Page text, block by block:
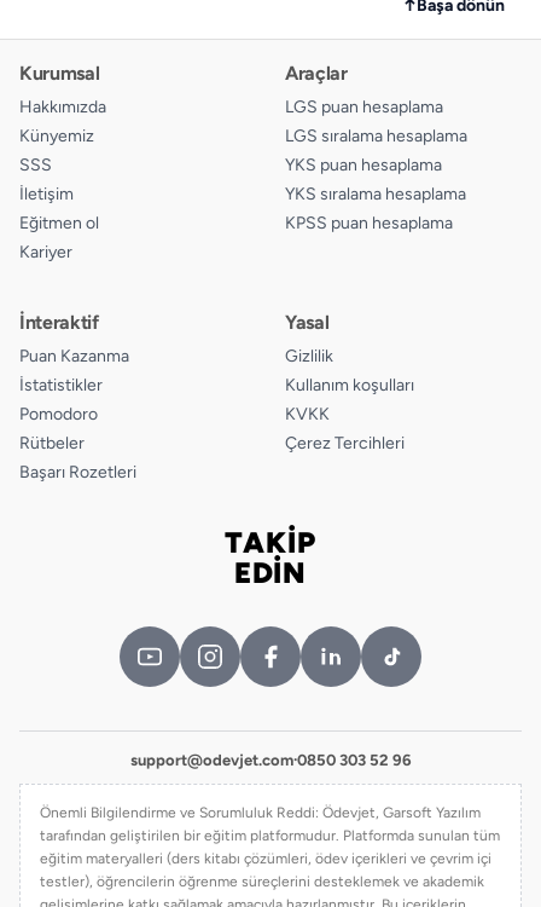
↑Başa dönün
Kurumsal
Hakkımızda
Künyemiz
SSS
İletişim
Eğitmen ol
Kariyer
Araçlar
LGS puan hesaplama
LGS sıralama hesaplama
YKS puan hesaplama
YKS sıralama hesaplama
KPSS puan hesaplama
İnteraktif
Puan Kazanma
İstatistikler
Pomodoro
Rütbeler
Başarı Rozetleri
Yasal
Gizlilik
Kullanım koşulları
KVKK
Çerez Tercihleri
TAKİP
EDİN
support@odevjet.com·0850 303 52 96
Önemli Bilgilendirme ve Sorumluluk Reddi: Ödevjet, Garsoft Yazılım
tarafından geliştirilen bir eğitim platformudur. Platformda sunulan tüm
eğitim materyalleri (ders kitabı çözümleri, ödev içerikleri ve çevrim içi
testler), öğrencilerin öğrenme süreçlerini desteklemek ve akademik